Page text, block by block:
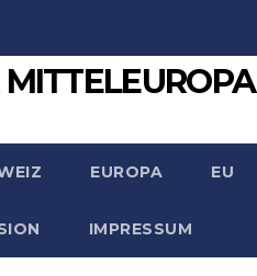
MITTELEUROPA
EUROPA EU
IMPRESSUM